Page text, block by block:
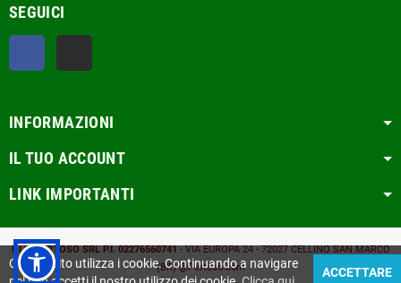
SEGUICI
INFORMAZIONI
IL TUO ACCOUNT
LINK IMPORTANTI
F.LLI PERTOSO SRLP.I. 02276560741- VIA EUROPA 24 - 72027 CELLINO SAN MARCO
(BR)@Pertoso.com
Questo sito utilizza i cookie. Continuando a navigare
ACCETTARE